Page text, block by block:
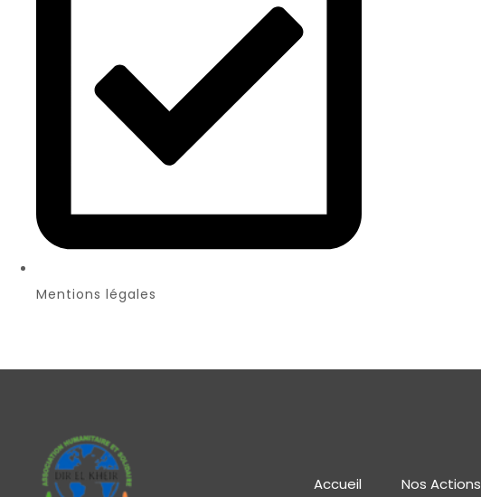
Mentions légales
Accueil Nos Actions